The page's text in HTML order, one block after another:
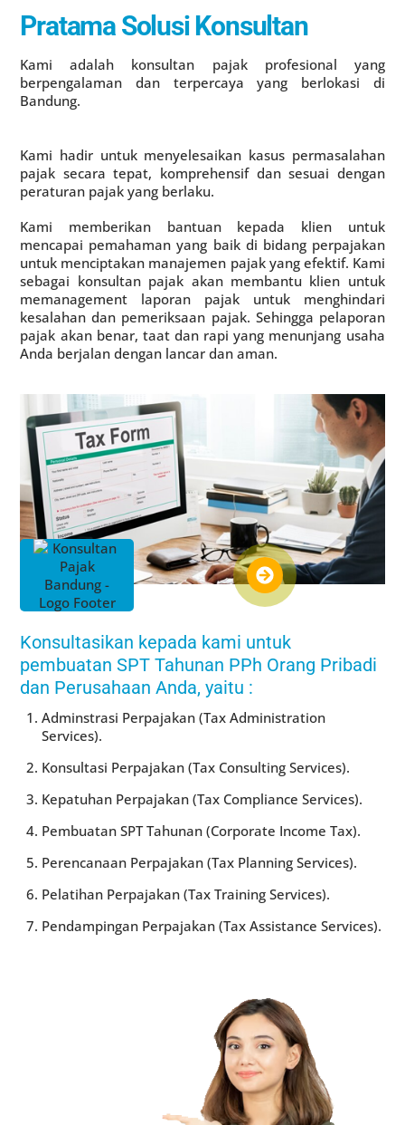
Pratama Solusi Konsultan
Kami adalah konsultan pajak profesional yang
berpengalaman dan terpercaya yang berlokasi di
Bandung.
Kami hadir untuk menyelesaikan kasus permasalahan
pajak secara tepat, komprehensif dan sesuai dengan
peraturan pajak yang berlaku.
Kami memberikan bantuan kepada klien untuk
mencapai pemahaman yang baik di bidang perpajakan
untuk menciptakan manajemen pajak yang efektif. Kami
sebagai konsultan pajak akan membantu klien untuk
memanagement laporan pajak untuk menghindari
kesalahan dan pemeriksaan pajak. Sehingga pelaporan
pajak akan benar, taat dan rapi yang menunjang usaha
Anda berjalan dengan lancar dan aman.
Konsultasikan kepada kami untuk
pembuatan SPT Tahunan PPh Orang Pribadi
dan Perusahaan Anda, yaitu :
Adminstrasi Perpajakan (Tax Administration
Services).
Konsultasi Perpajakan (Tax Consulting Services).
Kepatuhan Perpajakan (Tax Compliance Services).
Pembuatan SPT Tahunan (Corporate Income Tax).
Perencanaan Perpajakan (Tax Planning Services).
Pelatihan Perpajakan (Tax Training Services).
Pendampingan Perpajakan (Tax Assistance Services).